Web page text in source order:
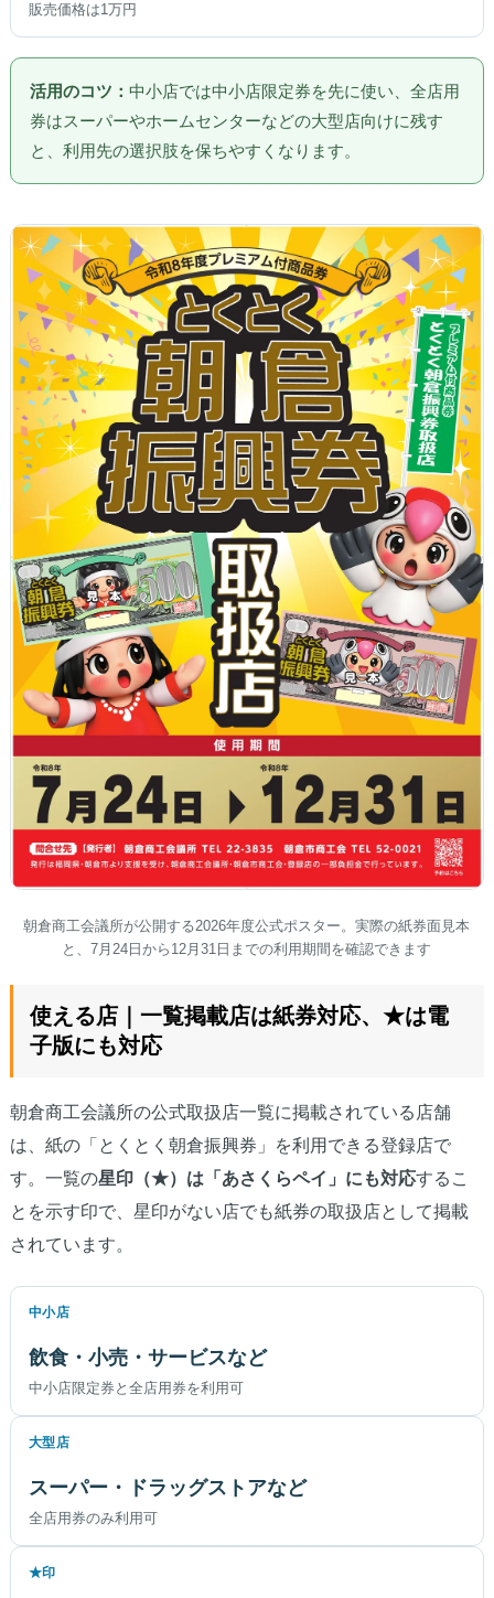
販売価格は1万円
活用のコツ： 中小店では中小店限定券を先に使い、全店用
券はスーパーやホームセンターなどの大型店向けに残す
と、利用先の選択肢を保ちやすくなります。
朝倉商工会議所が公開する2026年度公式ポスター。実際の紙券面見本
と、7月24日から12月31日までの利用期間を確認できます
使える店｜一覧掲載店は紙券対応、★は電
子版にも対応
朝倉商工会議所の公式取扱店一覧に掲載されている店舗
は、紙の「とくとく朝倉振興券」を利用できる登録店で
す。一覧の星印（★）は「あさくらペイ」にも対応するこ
とを示す印で、星印がない店でも紙券の取扱店として掲載
されています。
中小店
飲食・小売・サービスなど
中小店限定券と全店用券を利用可
大型店
スーパー・ドラッグストアなど
全店用券のみ利用可
★印